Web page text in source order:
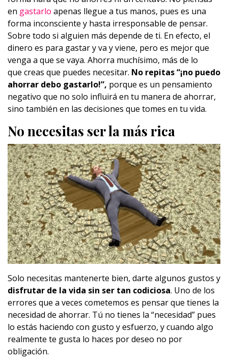
en gastarlo apenas llegue a tus manos, pues es una
forma inconsciente y hasta irresponsable de pensar.
Sobre todo si alguien más depende de ti. En efecto, el
dinero es para gastar y va y viene, pero es mejor que
venga a que se vaya. Ahorra muchísimo, más de lo
que creas que puedes necesitar. No repitas “¡no puedo
ahorrar debo gastarlo!”, porque es un pensamiento
negativo que no solo influirá en tu manera de ahorrar,
sino también en las decisiones que tomes en tu vida.
No necesitas ser la más rica
Solo necesitas mantenerte bien, darte algunos gustos y
disfrutar de la vida sin ser tan codiciosa. Uno de los
errores que a veces cometemos es pensar que tienes la
necesidad de ahorrar. Tú no tienes la “necesidad” pues
lo estás haciendo con gusto y esfuerzo, y cuando algo
realmente te gusta lo haces por deseo no por
obligación.